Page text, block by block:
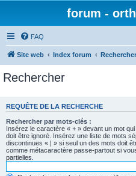
forum -
FAQ
Site web Index forum Rechercher
Rechercher
REQUÊTE DE LA RECHERCHE
Rechercher par mots-clés :
Insérez le caractère « + » devant un mot
doit être ignoré. Insérez une liste de mots
discontinues « | » si seul un des mots doit
comme métacaractère passe-partout si
partielles.